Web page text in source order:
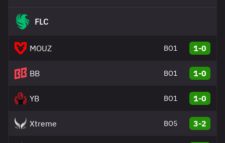
FLC
MOUZ BO1 1-0
BB BO1 1-0
YB BO1 1-0
Xtreme BO5 3-2